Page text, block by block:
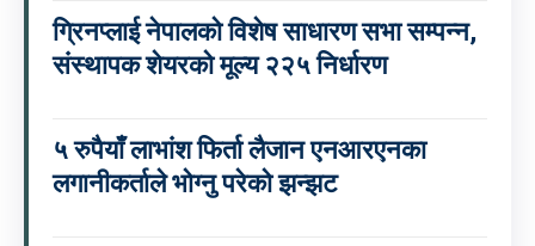
ग्रिनप्लाई नेपालको विशेष साधारण सभा सम्पन्न,
संस्थापक शेयरको मूल्य २२५ निर्धारण
५ रुपैयाँ लाभांश फिर्ता लैजान एनआरएनका
लगानीकर्ताले भोग्नु परेको झन्झट